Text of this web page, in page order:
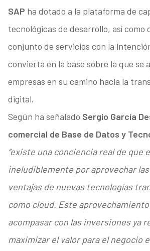
SAP ha dotado a la plataforma de
tecnológicas de desarrollo, así
conjunto de servicios con la
convierta en la base sobre la que se
empresas en su camino hacia la
digital.
Según ha señalado Sergio García
comercial de Base de Datos y
“existe una conciencia real de que
ineludiblemente por aprovechar
ventajas de nuevas tecnologías
como cloud. Este
acompasar con las inversiones ya
maximizar el valor para el negocio